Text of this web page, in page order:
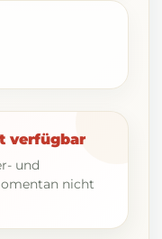
verfügbar
und
nicht